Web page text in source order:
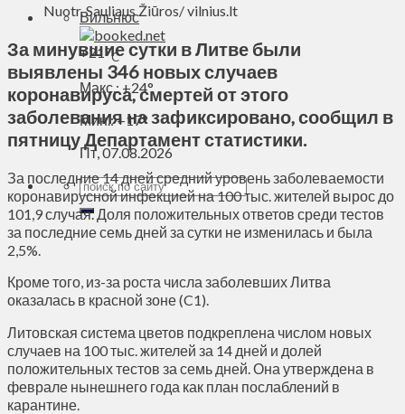
Вильнюс
+21°C
Макс.:+24°
Мин.:+17°
Пт, 07.08.2026
Nuotr. Sauliaus Žiūros/ vilnius.lt
За минувшие сутки в Литве были
выявлены 346 новых случаев
коронавируса, смертей от этого
заболевания на зафиксировано, сообщил в
пятницу Департамент статистики.
За последние 14 дней средний уровень заболеваемости
коронавирусной инфекцией на 100 тыс. жителей вырос до
101,9 случая. Доля положительных ответов среди тестов
за последние семь дней за сутки не изменилась и была
2,5%.
Кроме того, из-за роста числа заболевших Литва
оказалась в красной зоне (C1).
Литовская система цветов подкреплена числом новых
случаев на 100 тыс. жителей за 14 дней и долей
положительных тестов за семь дней. Она утверждена в
феврале нынешнего года как план послаблений в
карантине.